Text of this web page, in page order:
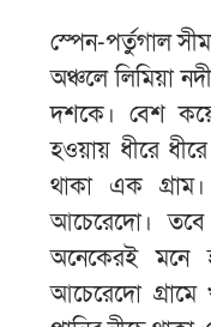
স্পেন-পর্তুগাল
অঞ্চলে লিমিয়া
দশকে। বেশ
হওয়ায় ধীরে
থাকা এক গ্রাম।
আচেরেদো।
অনেকেরই মনে
আচেরেদো